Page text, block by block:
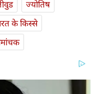
ज्योतिष
के किस्से